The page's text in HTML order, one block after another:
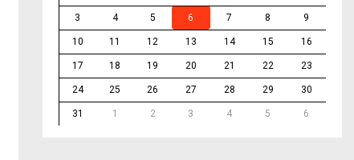
3 4 5 6 7 8 9
10 11 12 13 14 15 16
17 18 19 20 21 22 23
24 25 26 27 28 29 30
31 1 2 3 4 5 6